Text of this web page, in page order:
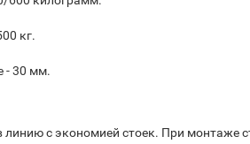
кг.
- 30 мм.
с экономией стоек. При монтаже